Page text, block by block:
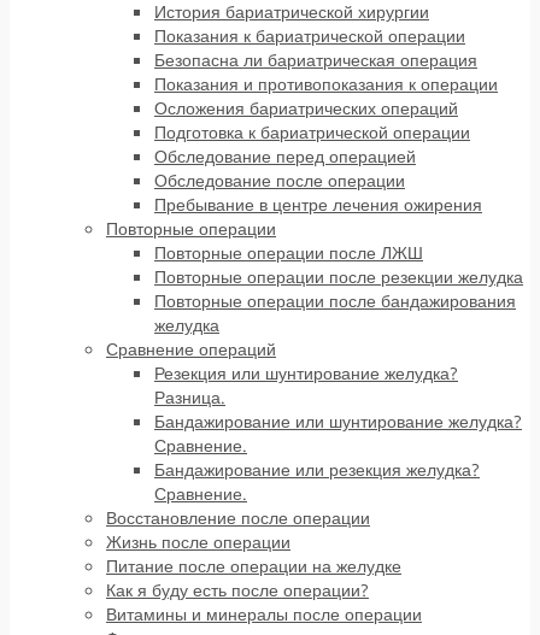
История бариатрической хирургии
Показания к бариатрической операции
Безопасна ли бариатрическая операция
Показания и противопоказания к операции
Осложения бариатрических операций
Подготовка к бариатрической операции
Обследование перед операцией
Обследование после операции
Пребывание в центре лечения ожирения
Повторные операции
Повторные операции после ЛЖШ
Повторные операции после резекции желудка
Повторные операции после бандажирования
желудка
Сравнение операций
Резекция или шунтирование желудка?
Разница.
Бандажирование или шунтирование желудка?
Сравнение.
Бандажирование или резекция желудка?
Сравнение.
Восстановление после операции
Жизнь после операции
Питание после операции на желудке
Как я буду есть после операции?
Витамины и минералы после операции